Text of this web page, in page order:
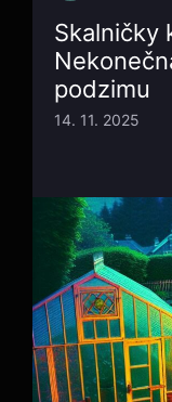
Skalničky
podzimu
14. 11. 2025